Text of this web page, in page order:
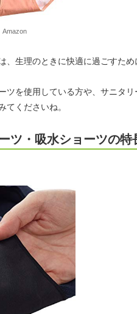
Amazon
、生理のときに快適に過ごすた
ツを使用している方や、サニタ
てくださいね。
ツ・吸水ショーツの特